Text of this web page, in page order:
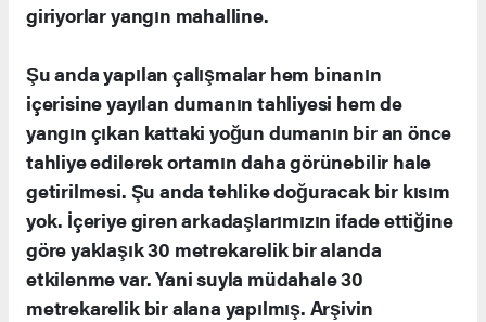
giriyorlar yangın mahalline.
Şu anda yapılan çalışmalar hem binanın
içerisine yayılan dumanın tahliyesi hem de
yangın çıkan kattaki yoğun dumanın bir an önce
tahliye edilerek ortamın daha görünebilir hale
getirilmesi. Şu anda tehlike doğuracak bir kısım
yok. İçeriye giren arkadaşlarımızın ifade ettiğine
göre yaklaşık 30 metrekarelik bir alanda
etkilenme var. Yani suyla müdahale 30
metrekarelik bir alana yapılmış. Arşivin